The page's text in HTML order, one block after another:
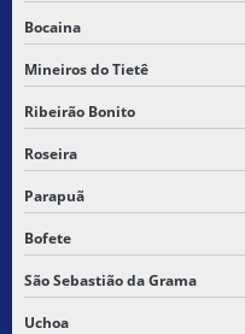
Bocaina
Mineiros do Tietê
Ribeirão Bonito
Roseira
Parapuã
Bofete
São Sebastião da Grama
Uchoa